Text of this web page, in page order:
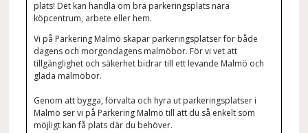
plats! Det kan handla om bra parkeringsplats nära
köpcentrum, arbete eller hem.
Vi på Parkering Malmö skapar parkeringsplatser för både
dagens och morgondagens malmöbor. För vi vet att
tillgänglighet och säkerhet bidrar till ett levande Malmö och
glada malmöbor.
Genom att bygga, förvalta och hyra ut parkeringsplatser i
Malmö ser vi på Parkering Malmö till att du så enkelt som
möjligt kan få plats där du behöver.